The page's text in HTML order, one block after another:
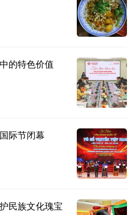
的特色价值
际节闭幕
民族文化瑰宝